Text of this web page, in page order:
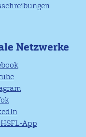
Netzwerke
App